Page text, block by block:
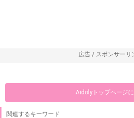
広告 / スポンサーリ
Aidolyトップページ
関連するキーワード